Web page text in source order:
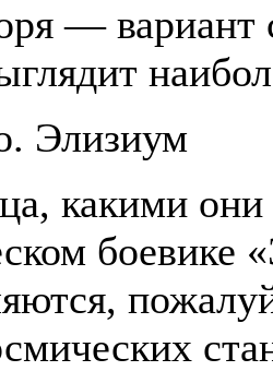
— вариант
Элизиум
какими они
боевике